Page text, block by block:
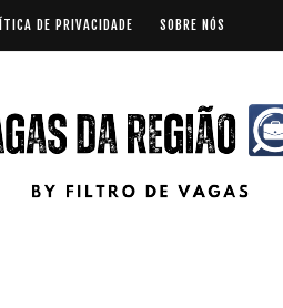
DE PRIVACIDADE SOBRE NÓS